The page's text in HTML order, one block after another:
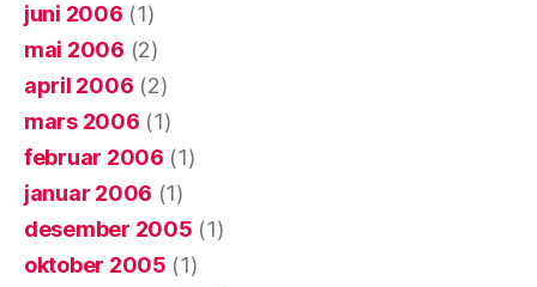
juni 2006 (1)
mai 2006 (2)
april 2006 (2)
mars 2006 (1)
februar 2006 (1)
januar 2006 (1)
desember 2005 (1)
oktober 2005 (1)